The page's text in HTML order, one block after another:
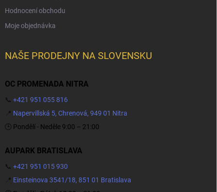
Hodnocení obchodu
Moje objednávka
NAŠE PRODEJNY NA SLOVENSKU
OC PROMENADA NITRA
📞 +421 951 055 816
📍 Napervillská 5, Chrenová, 949 01 Nitra
🕒 Pondělí - Neděle 9:00 – 21:00
AUPARK BRATISLAVA
📞 +421 951 015 930
📍 Einsteinova 3541/18, 851 01 Bratislava